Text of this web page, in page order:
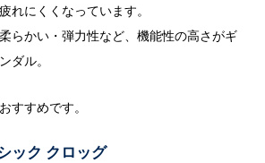
れにくくなっています。
らかい・弾力性など、機能性の高さがギ
ダル。
すすめです。
ック クロッグ